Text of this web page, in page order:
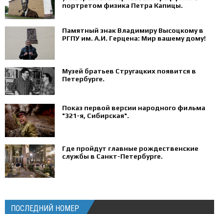
портретом физика Петра Капицы.
Памятный знак Владимиру Высоцкому в
РГПУ им. А.И. Герцена: Мир вашему дому!
Музей братьев Стругацких появится в
Петербурге‍.
Показ первой версии народного фильма
"321-я, Сибирская".
Где пройдут главные рождественские
службы в Санкт-Петербурге.
ПОСЛЕДНИЙ НОМЕР